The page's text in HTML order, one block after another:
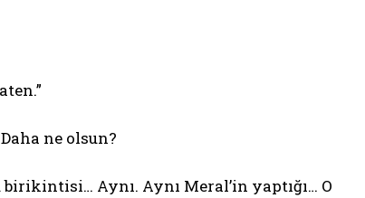
ne olsun?
Aynı. Aynı Meral’in yaptığı… O